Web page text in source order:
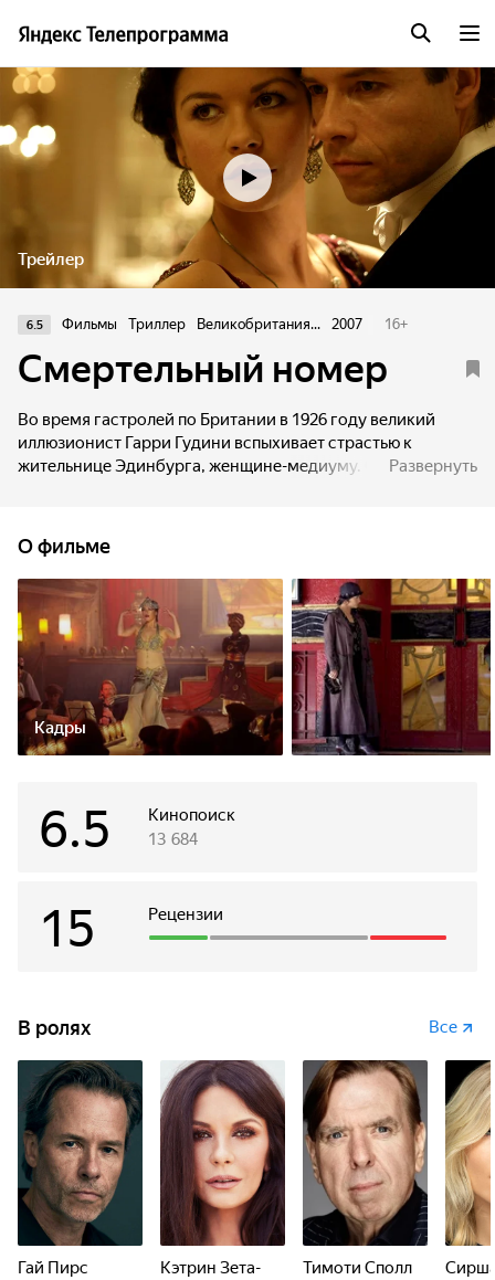
Трейлер
6.5 Фильмы Триллер Великобритания... 2007 16+
Смертельный номер
Во время гастролей по Британии в 1926 году великий
иллюзионист Гарри Гудини вспыхивает страстью к
жительнице Эдинбурга, женщине-медиуму. Она
способности - по большей степени шарлатанство, и в
результате все идет совсем не по плану.
Развернуть
О фильме
Кадры
Кинопоиск
6.5 13 684
Рецензии
15
В ролях Все
Гай Пирс
Кэтрин Зета-
Тимоти Сполл